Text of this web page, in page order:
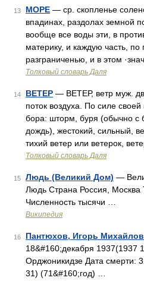
13 МОРЕ — ср. скопленье
впадинах, раздолах земной
вообще все воды эти, в
материку, и каждую часть, по
разграниченью, и в этом
Толковый словарь Даля
14 ВЕТЕР — ВЕТЕР, ветр муж.
поток воздуха. По силе своей
бора: шторм, буря (обычно с
дождь), жестокий, сильный,
тихий ветер или ветерок,
Толковый словарь Даля
15 Людь (Великий Дом) —
Людь Страна Россия, Москва
Численность тысячи …
Википедия
16 Пантюхов, Игорь
18&#160;декабря 1937(1937
Орджоникидзе Дата смерти:
31) (71&#160;год) …